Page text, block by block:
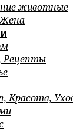
животные
Рецепты
Красота,